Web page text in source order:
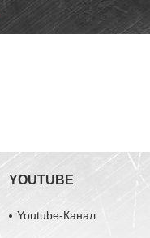
YOUTUBE
Youtube-Канал